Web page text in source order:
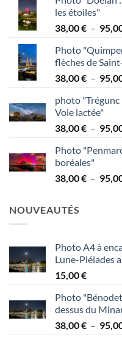
les étoiles"
38,00€ –
Photo
flèches de
38,00€ –
photo "Trégunc
Voie lactée"
38,00€ –
Photo
boréales"
38,00€ –
NOUVEAUTÉS
Photo A4 à
Lune-Pléiades
15,00€
Photo
dessus du
38,00€ –